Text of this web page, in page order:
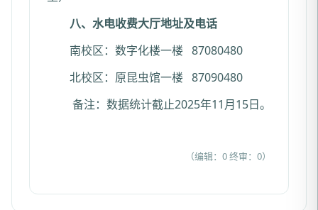
八、水电收费大厅地址及电话
南校区：数字化楼一楼 87080480
北校区：原昆虫馆一楼 87090480
备注：数据统计截止2025年11月15日。
（编辑：0 终审：0）